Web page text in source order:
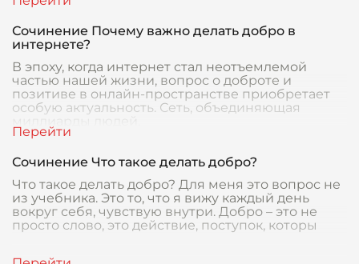
Сочинение Почему важно делать добро в
интернете?
В эпоху, когда интернет стал неотъемлемой
частью нашей жизни, вопрос о доброте и
позитиве в онлайн-пространстве приобретает
особую актуальность. Сеть, объединяющая
Сочинение Что такое делать добро?
Что такое делать добро? Для меня это вопрос не
из учебника. Это то, что я вижу каждый день
вокруг себя, чувствую внутри. Добро – это не
просто слово, это действие, поступок, которы